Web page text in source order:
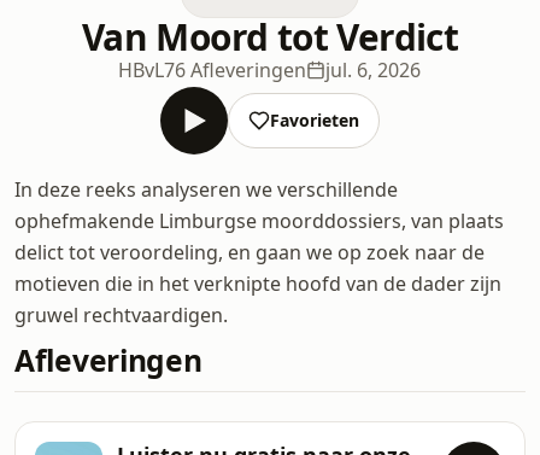
Van Moord tot Verdict
HBvL76 Afleveringen jul. 6, 2026
Favorieten
In deze reeks analyseren we verschillende
ophefmakende Limburgse moorddossiers, van plaats
delict tot veroordeling, en gaan we op zoek naar de
motieven die in het verknipte hoofd van de dader zijn
gruwel rechtvaardigen.
Afleveringen